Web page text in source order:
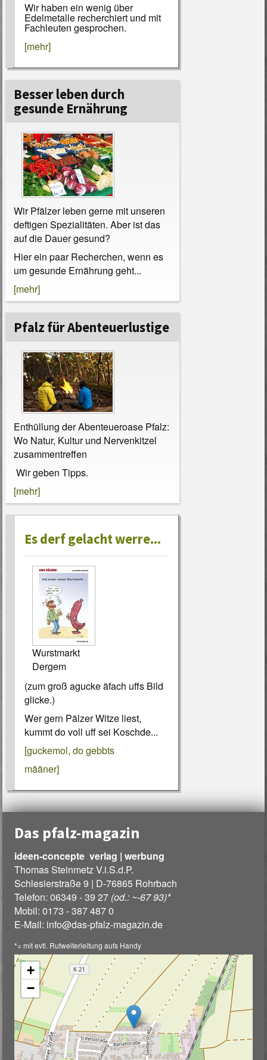
Wir haben ein wenig über
Edelmetalle recherchiert und mit
Fachleuten gesprochen.
[mehr]
Besser leben durch
gesunde Ernährung
Wir Pfälzer leben gerne mit unseren
deftigen Spezialitäten. Aber ist das
auf die Dauer gesund?
Hier ein paar Recherchen, wenn es
um gesunde Ernährung geht...
[mehr]
Pfalz für Abenteuerlustige
Enthüllung der Abenteueroase Pfalz:
Wo Natur, Kultur und Nervenkitzel
zusammentreffen
Wir geben Tipps.
[mehr]
Es derf gelacht werre...
Wurstmarkt
Dergem
(zum groß agucke äfach uffs Bild
glicke.)
Wer gern Pälzer Witze liest,
kummt do voll uff sei Koschde...
[guckemol, do gebbts
määner]
Das pfalz-magazin
ideen-concepte verlag | werbung
Thomas Steinmetz V.i.S.d.P.
Schlesierstraße 9 | D-76865 Rohrbach
Telefon: 06349 - 39 27 (od.: ~-67 93)*
Mobil: 0173 - 387 487 0
E-Mail: info@das-pfalz-magazin.de
*= mit evtl. Rufweiterleitung aufs Handy
+
−